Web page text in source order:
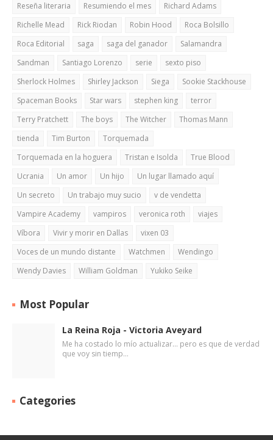
Reseña literaria
Resumiendo el mes
Richard Adams
Richelle Mead
Rick Riodan Robin Hood
Roca Bolsillo
Roca Editorial
saga saga del ganador
Salamandra
Sandman
Santiago Lorenzo serie
sexto piso
Sherlock Holmes
Shirley Jackson Siega
Sookie Stackhouse
Spaceman Books
Star wars stephen king
terror
Terry Pratchett
The boys The Witcher
Thomas Mann
tienda
Tim Burton
Torquemada
Torquemada en la hoguera
Tristan e Isolda
True Blood
Ucrania
Un amor Un hijo
Un lugar llamado aquí
Un secreto
Un trabajo muy sucio
v de vendetta
Vampire Academy
vampiros veronica roth
viajes
Víbora
Vivir y morir en Dallas
vixen 03
Voces de un mundo distante
Watchmen
Wendingo
Wendy Davies
William Goldman Yukiko Seike
Most Popular
La Reina Roja - Victoria Aveyard
Me ha costado lo mío actualizar... pero es que de verdad
que voy sin tiemp…
Categories